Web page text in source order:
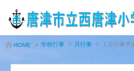
HOME > 学校行事 > 月行事 > １月行事予